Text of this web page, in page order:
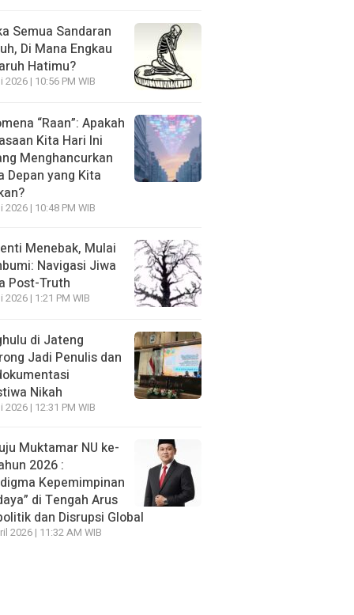
Semua Sandaran
Di Mana Engkau
Hatimu?
2026 | 10:56 PM WIB
“Raan”: Apakah
Kita Hari Ini
Menghancurkan
Depan yang Kita
2026 | 10:48 PM WIB
Menebak, Mulai
Navigasi Jiwa
Post-Truth
2026 | 1:21 PM WIB
di Jateng
Jadi Penulis dan
Nikah
2026 | 12:31 PM WIB
Muktamar NU ke-
2026 :
Kepemimpinan
di Tengah Arus
dan Disrupsi Global
2026 | 11:32 AM WIB